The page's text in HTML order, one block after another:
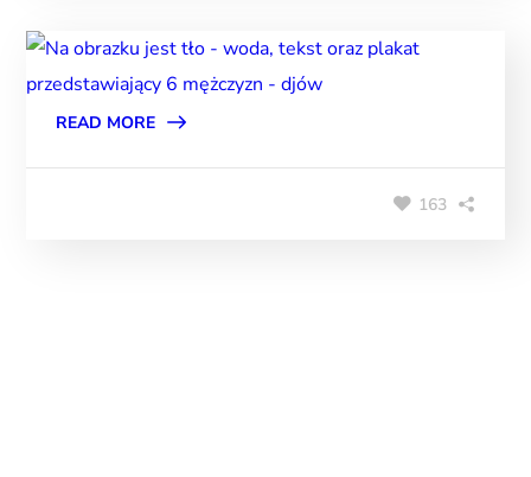
READ MORE
163